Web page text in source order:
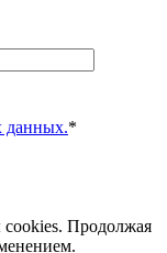
данных.*
cookies. Продолжая